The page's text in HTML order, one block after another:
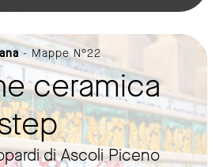
- Mappe N°22
ceramica
di Ascoli Piceno